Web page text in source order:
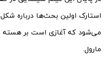
استارک اولین بحث‌ها درباره
می‌شود که آغازی است بر هسته
مارول.